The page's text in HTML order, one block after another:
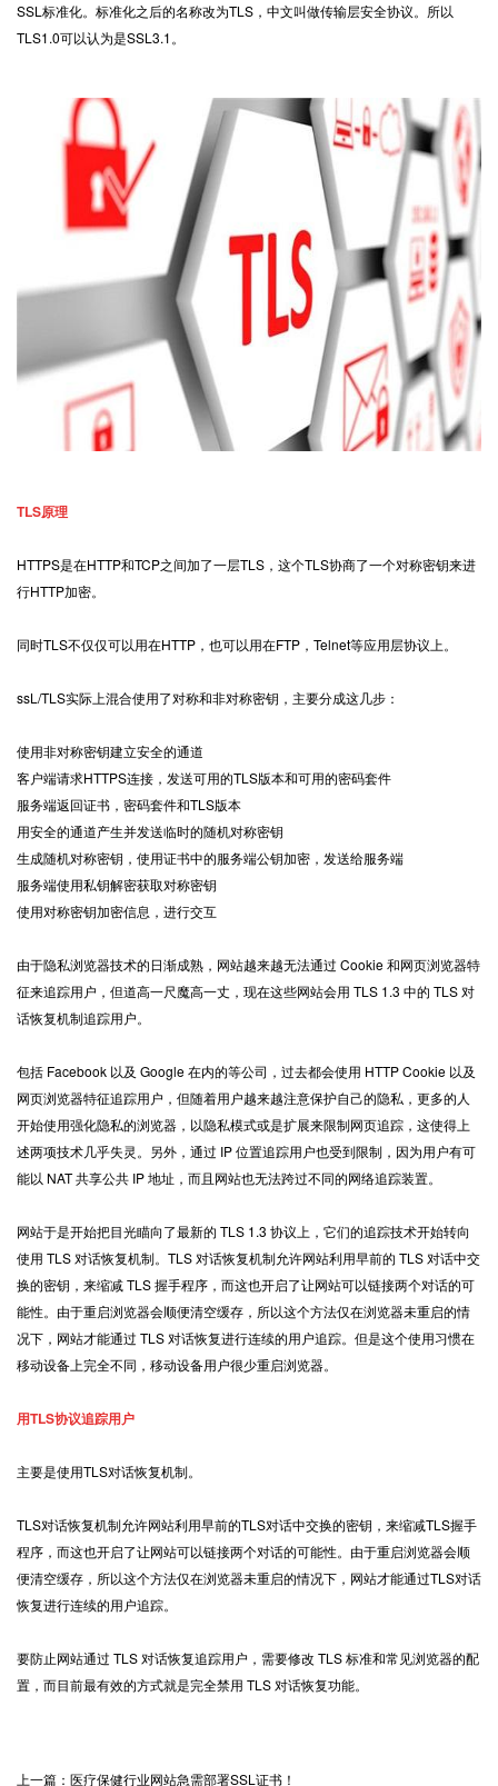
SSL标准化。标准化之后的名称改为TLS，中文叫做传输层安全协议。所以
TLS1.0可以认为是SSL3.1。
TLS原理
HTTPS是在HTTP和TCP之间加了一层TLS，这个TLS协商了一个对称密钥来进
行HTTP加密。
同时TLS不仅仅可以用在HTTP，也可以用在FTP，Telnet等应用层协议上。
ssL/TLS实际上混合使用了对称和非对称密钥，主要分成这几步：
使用非对称密钥建立安全的通道
客户端请求HTTPS连接，发送可用的TLS版本和可用的密码套件
服务端返回证书，密码套件和TLS版本
用安全的通道产生并发送临时的随机对称密钥
生成随机对称密钥，使用证书中的服务端公钥加密，发送给服务端
服务端使用私钥解密获取对称密钥
使用对称密钥加密信息，进行交互
由于隐私浏览器技术的日渐成熟，网站越来越无法通过 Cookie 和网页浏览器特
征来追踪用户，但道高一尺魔高一丈，现在这些网站会用 TLS 1.3 中的 TLS 对
话恢复机制追踪用户。
包括 Facebook 以及 Google 在内的等公司，过去都会使用 HTTP Cookie 以及
网页浏览器特征追踪用户，但随着用户越来越注意保护自己的隐私，更多的人
开始使用强化隐私的浏览器，以隐私模式或是扩展来限制网页追踪，这使得上
述两项技术几乎失灵。另外，通过 IP 位置追踪用户也受到限制，因为用户有可
能以 NAT 共享公共 IP 地址，而且网站也无法跨过不同的网络追踪装置。
网站于是开始把目光瞄向了最新的 TLS 1.3 协议上，它们的追踪技术开始转向
使用 TLS 对话恢复机制。TLS 对话恢复机制允许网站利用早前的 TLS 对话中交
换的密钥，来缩减 TLS 握手程序，而这也开启了让网站可以链接两个对话的可
能性。由于重启浏览器会顺便清空缓存，所以这个方法仅在浏览器未重启的情
况下，网站才能通过 TLS 对话恢复进行连续的用户追踪。但是这个使用习惯在
移动设备上完全不同，移动设备用户很少重启浏览器。
用TLS协议追踪用户
主要是使用TLS对话恢复机制。
TLS对话恢复机制允许网站利用早前的TLS对话中交换的密钥，来缩减TLS握手
程序，而这也开启了让网站可以链接两个对话的可能性。由于重启浏览器会顺
便清空缓存，所以这个方法仅在浏览器未重启的情况下，网站才能通过TLS对话
恢复进行连续的用户追踪。
要防止网站通过 TLS 对话恢复追踪用户，需要修改 TLS 标准和常见浏览器的配
置，而目前最有效的方式就是完全禁用 TLS 对话恢复功能。
上一篇：医疗保健行业网站急需部署SSL证书！